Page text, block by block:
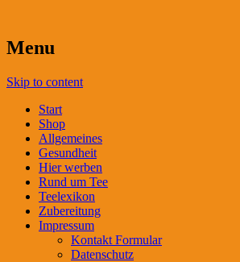
Menu
Skip to content
Start
Shop
Allgemeines
Gesundheit
Hier werben
Rund um Tee
Teelexikon
Zubereitung
Impressum
Kontakt Formular
Datenschutz